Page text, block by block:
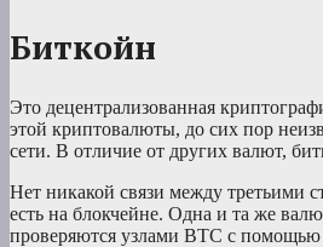
Биткойн
Это децентрализованная
этой криптовалюты, до сих пор
сети. В отличие от других валют,
Нет никакой связи между третьими
есть на блокчейне. Одна и та же
проверяются узлами BTC с помощью